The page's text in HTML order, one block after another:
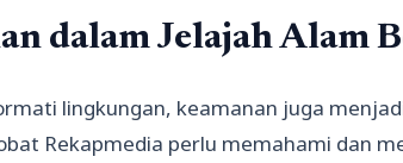
dalam Jelajah Alam
lingkungan, keamanan juga
Rekapmedia perlu memahami dan